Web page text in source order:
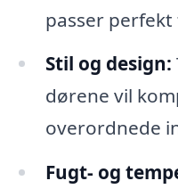
passer
Stil og design:
dørene vil
overordnede
Fugt- og